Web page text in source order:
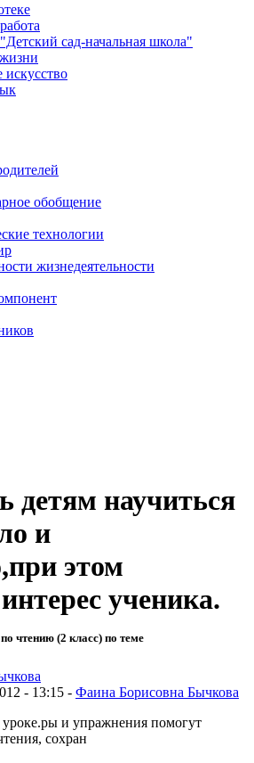
сад-начальная школа"
искусство
обобщение
технологии
жизнедеятельности
детям научиться
и
этом
ученика.
чтению (2 класс) по теме
- 13:15 - Фаина Борисовна Бычкова
уроке.ры и упражнения помогут
сохран